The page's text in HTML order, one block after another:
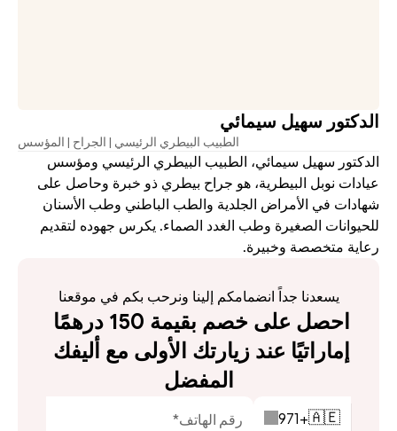
الدكتور سهيل سيمائي
الطبيب البيطري الرئيسي | الجراح | المؤسس
رعاية متخصصة وخبيرة.
يسعدنا جداً انضمامكم إلينا ونرحب بكم في موقعنا
المفضل
🇦🇪
+
971